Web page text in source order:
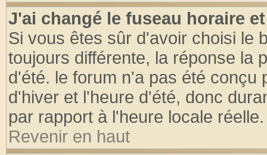
J'ai changé le fuseau horaire
Si vous êtes sûr d'avoir choisi le
toujours différente, la réponse la
d'été. le forum n'a pas été conçu
d'hiver et l'heure d'été, donc
par rapport à l'heure locale réelle.
Revenir en haut